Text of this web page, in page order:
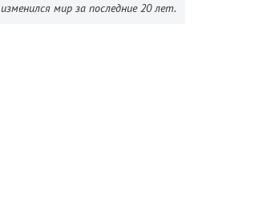
изменился мир за последние 20 лет.